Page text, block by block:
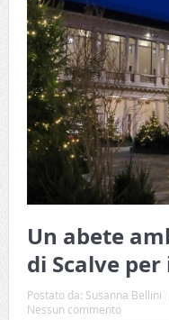
Un abete
di Scalve
Postato da: Susanna Bellini
Nessun commento